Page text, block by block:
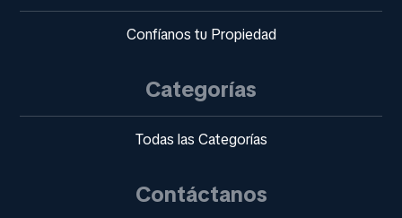
Confíanos tu Propiedad
Categorías
Todas las Categorías
Contáctanos